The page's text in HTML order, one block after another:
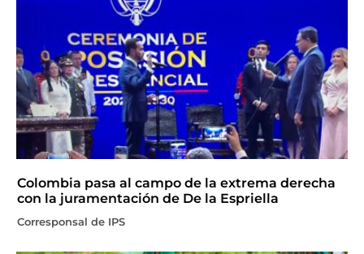
Colombia pasa al campo de la extrema derecha
con la juramentación de De la Espriella
Corresponsal de IPS